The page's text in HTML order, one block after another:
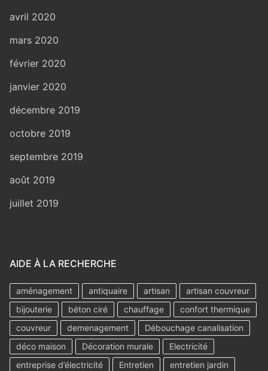
avril 2020
mars 2020
février 2020
janvier 2020
décembre 2019
octobre 2019
septembre 2019
août 2019
juillet 2019
AIDE À LA RECHERCHE
aménagement antiquaire artisan
artisan couvreur
bijouterie
béton ciré chauffage
confort thermique
couvreur
demenagement
Débouchage canalisation
déco maison
Décoration murale
Electricité
entreprise d’électricité
Entretien
entretien jardin